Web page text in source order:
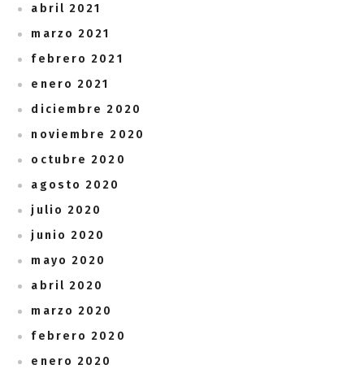
abril 2021
marzo 2021
febrero 2021
enero 2021
diciembre 2020
noviembre 2020
octubre 2020
agosto 2020
julio 2020
junio 2020
mayo 2020
abril 2020
marzo 2020
febrero 2020
enero 2020